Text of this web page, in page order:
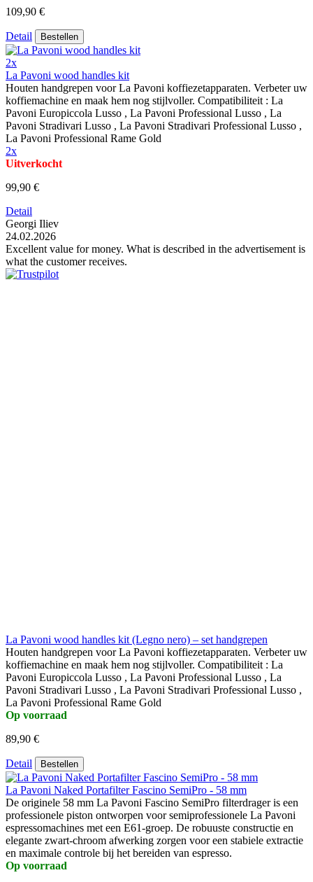
109,90 €
Detail Bestellen
2x
La Pavoni wood handles kit
Houten handgrepen voor La Pavoni koffiezetapparaten. Verbeter uw
koffiemachine en maak hem nog stijlvoller. Compatibiliteit : La
Pavoni Europiccola Lusso , La Pavoni Professional Lusso , La
Pavoni Stradivari Lusso , La Pavoni Stradivari Professional Lusso ,
La Pavoni Professional Rame Gold
2x
Uitverkocht
99,90 €
Detail
Georgi Iliev
24.02.2026
Excellent value for money. What is described in the advertisement is
what the customer receives.
La Pavoni wood handles kit (Legno nero) – set handgrepen
Houten handgrepen voor La Pavoni koffiezetapparaten. Verbeter uw
koffiemachine en maak hem nog stijlvoller. Compatibiliteit : La
Pavoni Europiccola Lusso , La Pavoni Professional Lusso , La
Pavoni Stradivari Lusso , La Pavoni Stradivari Professional Lusso ,
La Pavoni Professional Rame Gold
Op voorraad
89,90 €
Detail Bestellen
La Pavoni Naked Portafilter Fascino SemiPro - 58 mm
De originele 58 mm La Pavoni Fascino SemiPro filterdrager is een
professionele piston ontworpen voor semiprofessionele La Pavoni
espressomachines met een E61-groep. De robuuste constructie en
elegante zwart-chroom afwerking zorgen voor een stabiele extractie
en maximale controle bij het bereiden van espresso.
Op voorraad